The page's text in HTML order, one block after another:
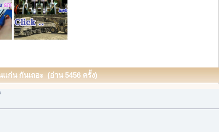
ก่น กันเถอะ (อ่าน 5456 ครั้ง)